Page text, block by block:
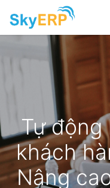
Skip to Content
Tự động
khách
Nâng